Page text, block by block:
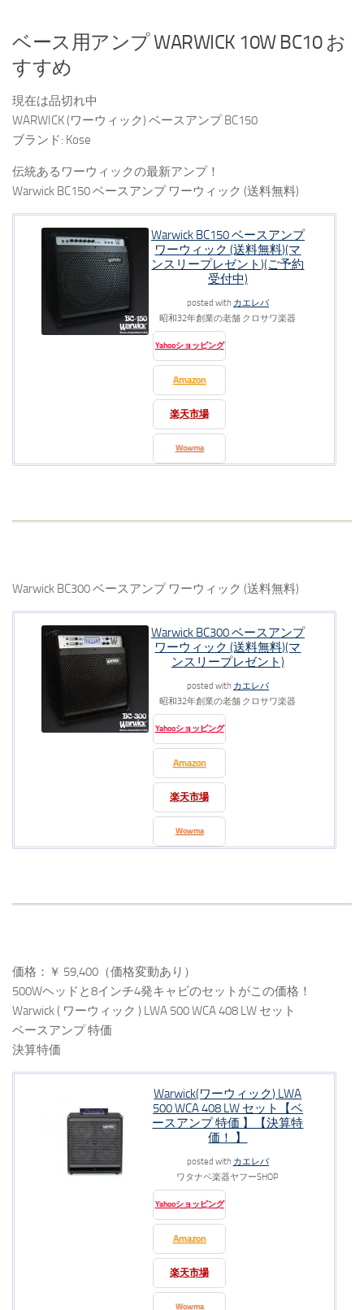
ベース用アンプ WARWICK 10W BC10 お
すすめ
現在は品切れ中
WARWICK (ワーウィック) ベースアンプ BC150
ブランド: Kose
伝統あるワーウィックの最新アンプ！
Warwick BC150 ベースアンプ ワーウィック (送料無料)
Warwick BC150 ベースアンプ
ワーウィック (送料無料)(マ
ンスリープレゼント)(ご予約
受付中)
posted with カエレバ
昭和32年創業の老舗 クロサワ楽器
Yahooショッピング
Amazon
楽天市場
Wowma
Warwick BC300 ベースアンプ ワーウィック (送料無料)
Warwick BC300 ベースアンプ
ワーウィック (送料無料)(マ
ンスリープレゼント)
posted with カエレバ
昭和32年創業の老舗 クロサワ楽器
Yahooショッピング
Amazon
楽天市場
Wowma
価格：￥ 59,400（価格変動あり）
500Wヘッドと8インチ4発キャビのセットがこの価格！
Warwick ( ワーウィック ) LWA 500 WCA 408 LW セット
ベースアンプ 特価
決算特価
Warwick(ワーウィック) LWA
500 WCA 408 LW セット【ベ
ースアンプ 特価 】【決算特
価！ 】
posted with カエレバ
ワタナベ楽器ヤフーSHOP
Yahooショッピング
Amazon
楽天市場
Wowma